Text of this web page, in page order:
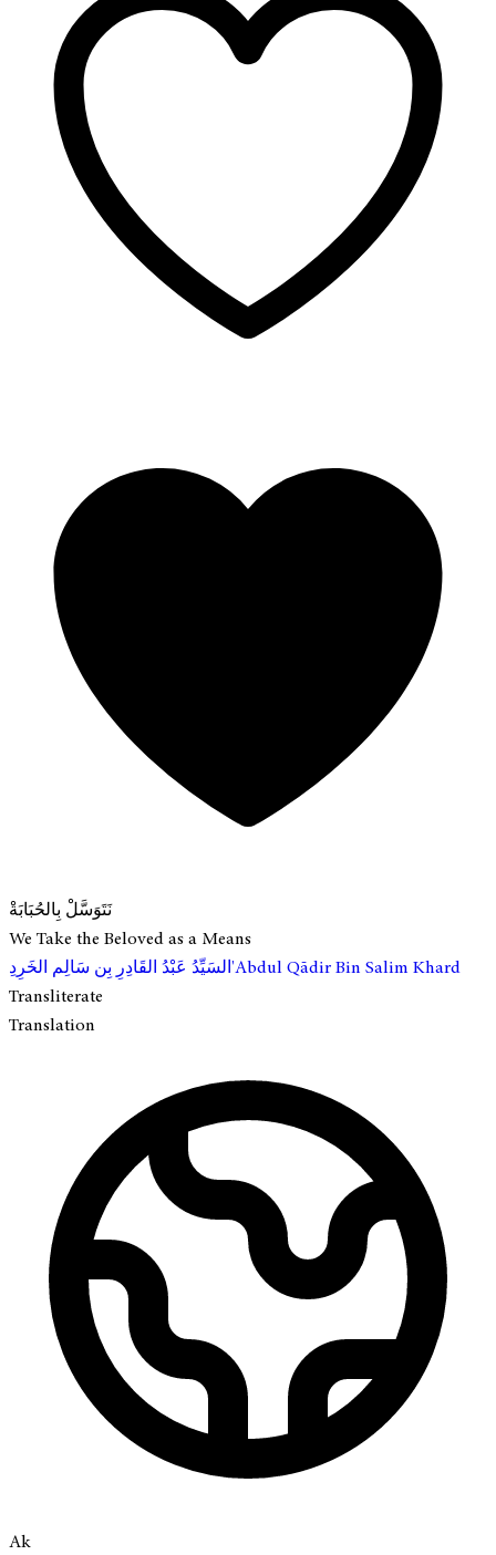
نَتَوَسَّلْ بِالحُبَابَةْ
We Take the Beloved as a Means
السَيِّدُ عَبْدُ القَادِرِ بِن سَالِم الخَرِدِ'Abdul Qādir Bin Salim Khard
Transliterate
Translation
Ak